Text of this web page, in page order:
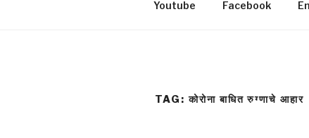
Youtube Facebook
TAG:कोरोना बाधित रुग्णाचे आहार